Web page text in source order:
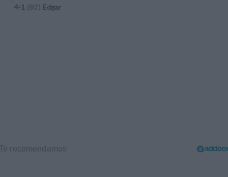
4-1 (80') Edgar